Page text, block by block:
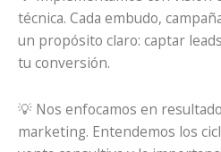
técnica. Cada embudo,
un propósito claro: captar
tu conversión.
💡 Nos enfocamos en
marketing. Entendemos los